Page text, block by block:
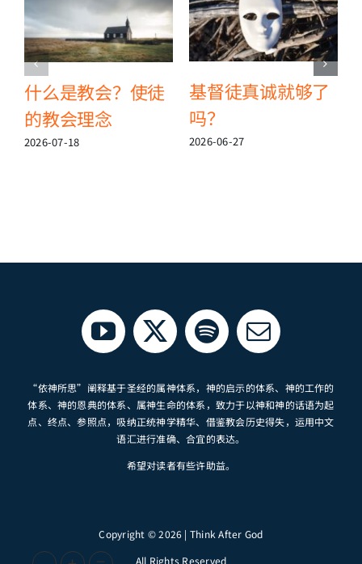
什么是教会？使徒
的教会理念
2026-07-18
基督徒真诚就够了
吗？
2026-06-27
“依神所思”阐释基于圣经的属神体系，神的启示的体系、神的工作的
体系、神的恩典的体系、属神生命的体系，致力于以神和神的话语为起
点、终点、参照点，吸纳正统神学精华、借鉴教会历史得失，运用中文
语汇进行准确、合宜的表达。
希望对读者有些许助益。
Copyright © 2026 | Think After God
All Rights Reserved